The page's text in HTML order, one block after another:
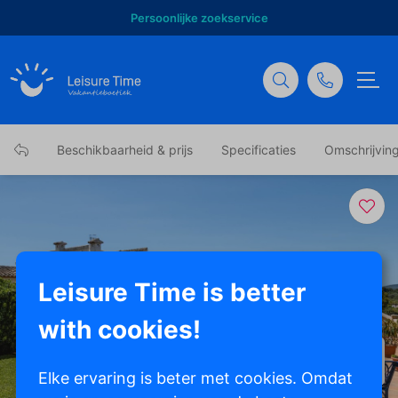
Behulpzame support
Beschikbaarheid & prijs Specificaties
Leisure Time is better
with cookies!
Elke ervaring is beter met cookies. Omdat